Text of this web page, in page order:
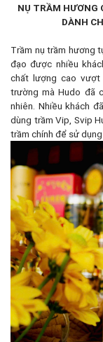
NỤ TRẦM HƯƠNG
DÀNH
Trầm nụ trầm hương
đạo được nhiều
chất lượng cao
trường mà Hudo đã
nhiên. Nhiều khách
dùng trầm Vip, Svip
trầm chính để sử